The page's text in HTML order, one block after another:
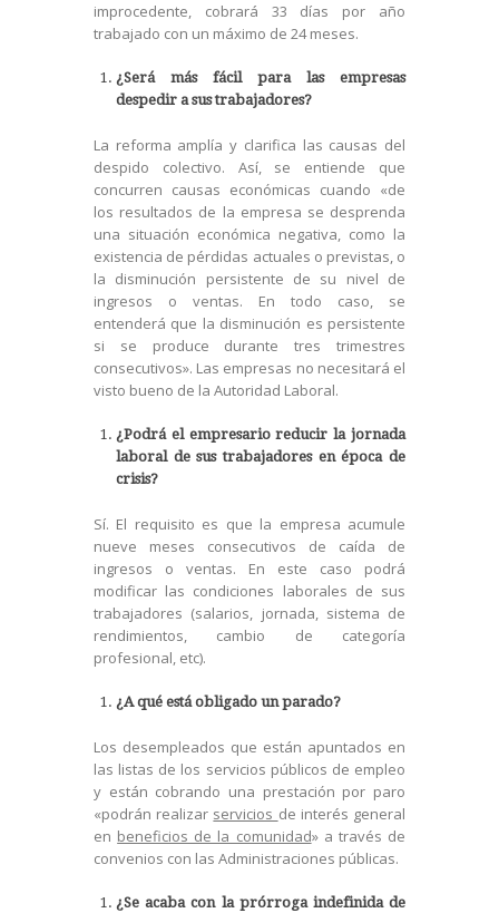
improcedente, cobrará 33 días por año
trabajado con un máximo de 24 meses.
¿Será más fácil para las empresas
despedir a sus trabajadores?
La reforma amplía y clarifica las causas del
despido colectivo. Así, se entiende que
concurren causas económicas cuando «de
los resultados de la empresa se desprenda
una situación económica negativa, como la
existencia de pérdidas actuales o previstas, o
la disminución persistente de su nivel de
ingresos o ventas. En todo caso, se
entenderá que la disminución es persistente
si se produce durante tres trimestres
consecutivos». Las empresas no necesitará el
visto bueno de la Autoridad Laboral.
¿Podrá el empresario reducir la jornada
laboral de sus trabajadores en época de
crisis?
Sí. El requisito es que la empresa acumule
nueve meses consecutivos de caída de
ingresos o ventas. En este caso podrá
modificar las condiciones laborales de sus
trabajadores (salarios, jornada, sistema de
rendimientos, cambio de categoría
profesional, etc).
¿A qué está obligado un parado?
Los desempleados que están apuntados en
las listas de los servicios públicos de empleo
y están cobrando una prestación por paro
«podrán realizar servicios de interés general
en beneficios de la comunidad» a través de
convenios con las Administraciones públicas.
¿Se acaba con la prórroga indefinida de